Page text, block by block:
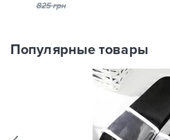
825 грн
Популярные товары